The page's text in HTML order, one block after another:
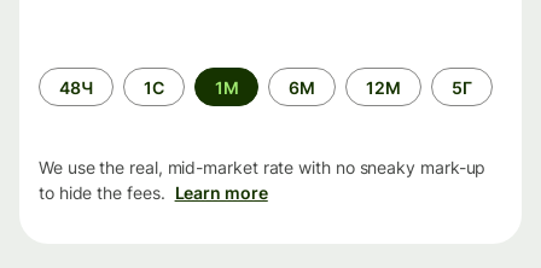
Time
period
48Ч 1С 1М 6М 12М 5Г
We use the real, mid-market rate with no sneaky mark-up
to hide the fees. Learn more